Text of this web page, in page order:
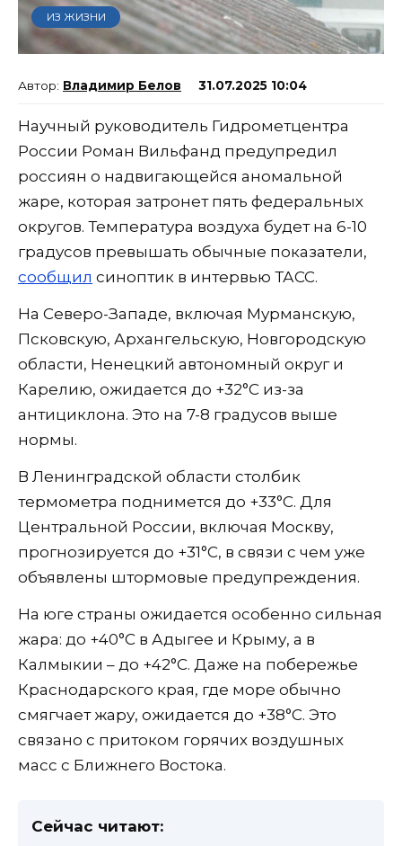
ИЗ ЖИЗНИ
Владимир Белов 31.07.2025 10:04
Научный руководитель Гидрометцентра
России Роман Вильфанд предупредил
россиян о надвигающейся аномальной
жаре, которая затронет пять федеральных
округов. Температура воздуха будет на 6-10
градусов превышать обычные показатели,
сообщил синоптик в интервью ТАСС.
На Северо-Западе, включая Мурманскую,
Псковскую, Архангельскую, Новгородскую
области, Ненецкий автономный округ и
Карелию, ожидается до +32°C из-за
антициклона. Это на 7-8 градусов выше
нормы.
В Ленинградской области столбик
термометра поднимется до +33°C. Для
Центральной России, включая Москву,
прогнозируется до +31°C, в связи с чем уже
объявлены штормовые предупреждения.
На юге страны ожидается особенно сильная
жара: до +40°C в Адыгее и Крыму, а в
Калмыкии – до +42°C. Даже на побережье
Краснодарского края, где море обычно
смягчает жару, ожидается до +38°C. Это
связано с притоком горячих воздушных
масс с Ближнего Востока.
Сейчас читают: